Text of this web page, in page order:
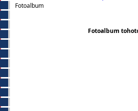
Fotoalbum
Fotoalbum